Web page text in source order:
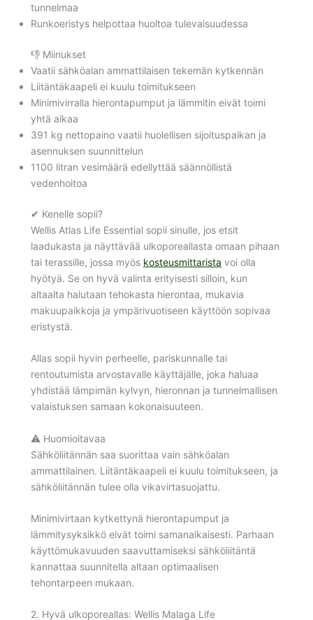
tunnelmaa
Runkoeristys helpottaa huoltoa tulevaisuudessa
👎 Miinukset
Vaatii sähköalan ammattilaisen tekemän kytkennän
Liitäntäkaapeli ei kuulu toimitukseen
Minimivirralla hierontapumput ja lämmitin eivät toimi
yhtä aikaa
391 kg nettopaino vaatii huolellisen sijoituspaikan ja
asennuksen suunnittelun
1100 litran vesimäärä edellyttää säännöllistä
vedenhoitoa
✔ Kenelle sopii?
Wellis Atlas Life Essential sopii sinulle, jos etsit
laadukasta ja näyttävää ulkoporeallasta omaan pihaan
tai terassille, jossa myös kosteusmittarista voi olla
hyötyä. Se on hyvä valinta erityisesti silloin, kun
altaalta halutaan tehokasta hierontaa, mukavia
makuupaikkoja ja ympärivuotiseen käyttöön sopivaa
eristystä.
Allas sopii hyvin perheelle, pariskunnalle tai
rentoutumista arvostavalle käyttäjälle, joka haluaa
yhdistää lämpimän kylvyn, hieronnan ja tunnelmallisen
valaistuksen samaan kokonaisuuteen.
⚠️ Huomioitavaa
Sähköliitännän saa suorittaa vain sähköalan
ammattilainen. Liitäntäkaapeli ei kuulu toimitukseen, ja
sähköliitännän tulee olla vikavirtasuojattu.
Minimivirtaan kytkettynä hierontapumput ja
lämmitysyksikkö eivät toimi samanaikaisesti. Parhaan
käyttömukavuuden saavuttamiseksi sähköliitäntä
kannattaa suunnitella altaan optimaalisen
tehontarpeen mukaan.
2. Hyvä ulkoporeallas: Wellis Malaga Life